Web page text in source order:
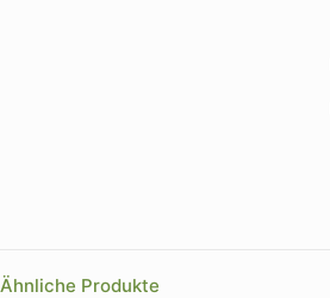
Ähnliche Produkte